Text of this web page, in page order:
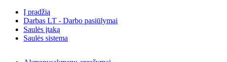
Į pradžią
Darbas LT - Darbo pasiūlymai
Saulės įtaką
Saulės sistema